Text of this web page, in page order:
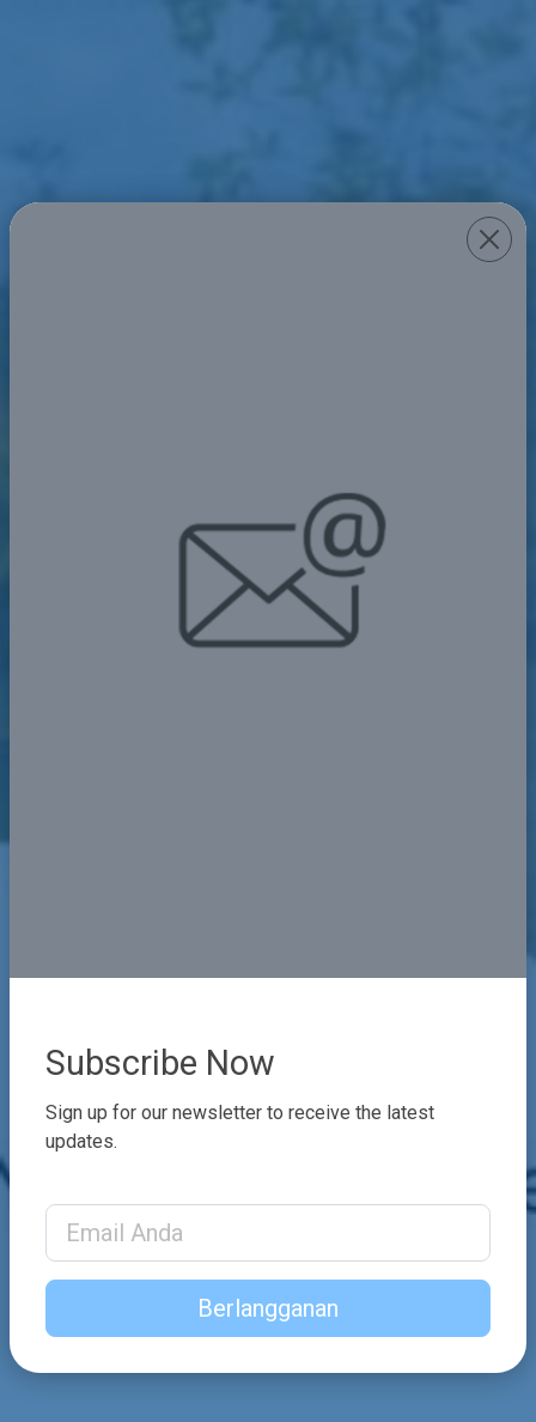
Subscribe Now
Sign up for our newsletter to receive the latest
updates.
Email Address
Berlangganan